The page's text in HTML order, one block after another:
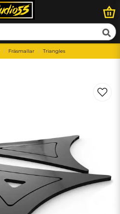
Fräsmallar Triangles